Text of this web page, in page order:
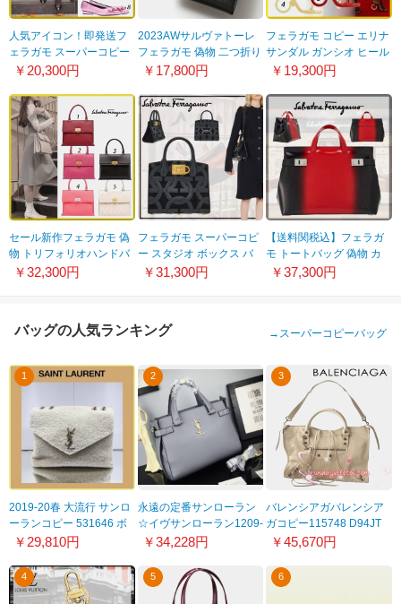
人気アイコン！即発送フ
ェラガモ スーパーコピー
ビババレリーナシューズ
￥20,300円
2023AWサルヴァトーレ
フェラガモ 偽物 二つ折り
財布 22E009
￥17,800円
フェラガモ コピー エリナ
サンダル ガンシオ ヒール
5色 01R252730601
￥19,300円
セール新作フェラガモ 偽
物 トリフォリオハンドバ
ッグ 5色 210892744075
￥32,300円
フェラガモ スーパーコピ
ー スタジオ ボックス バ
ッグ 212956759405
￥31,300円
【送料関税込】フェラガ
モ トートバッグ 偽物 カ
ーフ エアブラシ 2Way ロ
￥37,300円
バッグの人気ランキング → スーパーコピーバッグ
1
2019-20春 大流行 サンロ
ーランコピー 531646 ボ
ア Ivory モコモコバッグ
￥29,810円
2
永遠の定番サンローラン
☆イヴサンローラン1209-
1女性ハンドバッグ女子必
￥34,228円
3
バレンシアガバレンシア
ガコピー115748 D94JT
2577バッグ エディターズ
PRALINE プラリネ（ベー
ジュ）
￥45,670円
4 5 6